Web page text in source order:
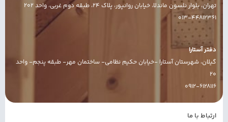
تهران، بلوار نلسون ماندلا، خیابان روانپور، پلاک 24، طبقه دوم غربی، واحد 202
013-44812361
دفتر آستارا
گیلان، شهرستان آستارا -خیابان حکیم‌ نظامی- ساختمان مهر- طبقه پنجم- واحد
۲۰
0912-6128116
ارتباط با ما